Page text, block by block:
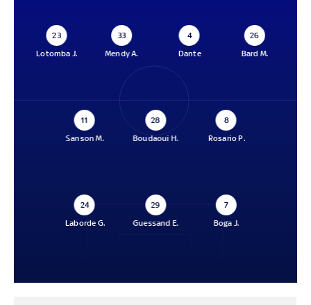
23
Lotomba J.
33
Mendy A.
4
Dante
26
Bard M.
11
Sanson M.
28
Boudaoui H.
8
Rosario P.
24
Laborde G.
29
Guessand E.
7
Boga J.